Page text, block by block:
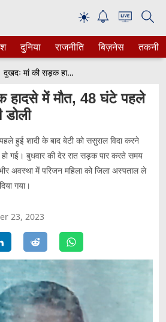
☀
दुनिया राजनीति बिज़नेस तकनीक
दुखदः मां की सड़क हादसे में मौत, 48 घंटे पहले ही उठी थी बेटी की डोली
हादसे में मौत, 48 घंटे पहले
डोली
हुई शादी के बाद बेटी को ससुराल विदा करने
गई। बुधवार की देर रात सड़क पार करते समय
अवस्था में परिजन महिला को जिला अस्पताल ले
गया।
23, 2023